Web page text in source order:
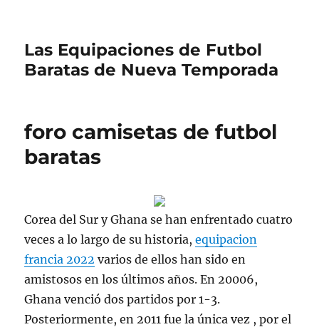
Las Equipaciones de Futbol
Baratas de Nueva Temporada
foro camisetas de futbol
baratas
Corea del Sur y Ghana se han enfrentado cuatro
veces a lo largo de su historia,equipacion
francia 2022 varios de ellos han sido en
amistosos en los últimos años. En 20006,
Ghana venció dos partidos por 1-3.
Posteriormente, en 2011 fue la única vez , por el